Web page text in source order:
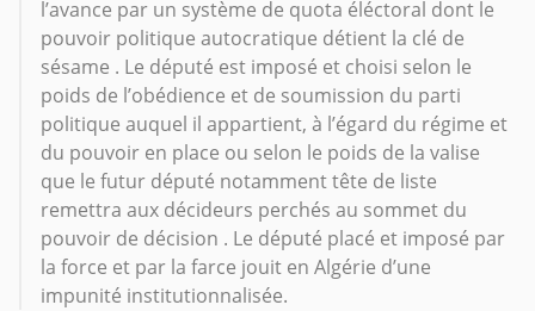
l’avance par un système de quota éléctoral dont le
pouvoir politique autocratique détient la clé de
sésame . Le député est imposé et choisi selon le
poids de l’obédience et de soumission du parti
politique auquel il appartient, à l’égard du régime et
du pouvoir en place ou selon le poids de la valise
que le futur député notamment tête de liste
remettra aux décideurs perchés au sommet du
pouvoir de décision . Le député placé et imposé par
la force et par la farce jouit en Algérie d’une
impunité institutionnalisée.